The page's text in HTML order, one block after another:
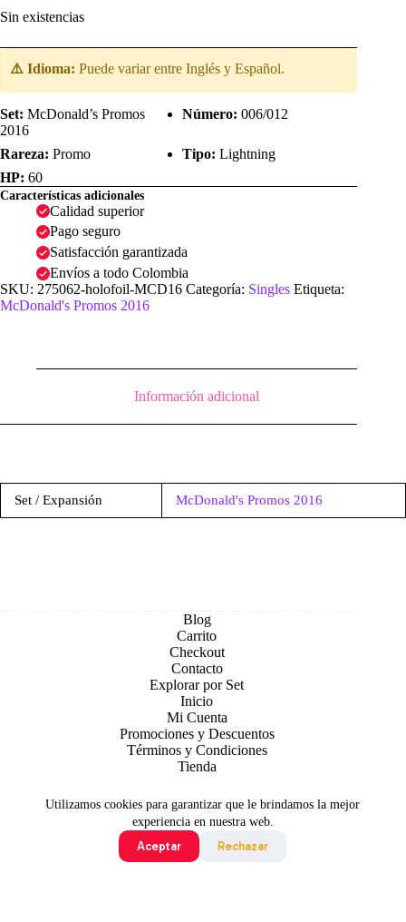
Utilizamos cookies para garantizar que le brindamos la mejor
experiencia en nuestra web.
Aceptar
Rechazar
Sin existencias
⚠️ Idioma: Puede variar entre Inglés y Español.
Set: McDonald’s Promos
2016
Número: 006/012
Rareza: Promo Tipo: Lightning
HP: 60
Características adicionales
Calidad superior
Pago seguro
Satisfacción garantizada
Envíos a todo Colombia
SKU: 275062-holofoil-MCD16 Categoría: Singles Etiqueta:
McDonald's Promos 2016
Información adicional
Set / Expansión McDonald's Promos 2016
Blog
Carrito
Checkout
Contacto
Explorar por Set
Inicio
Mi Cuenta
Promociones y Descuentos
Términos y Condiciones
Tienda
Todo contenido original es sujeto de Copyright © 2026 TCG